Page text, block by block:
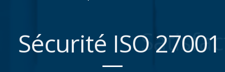
Sécurité ISO 27001